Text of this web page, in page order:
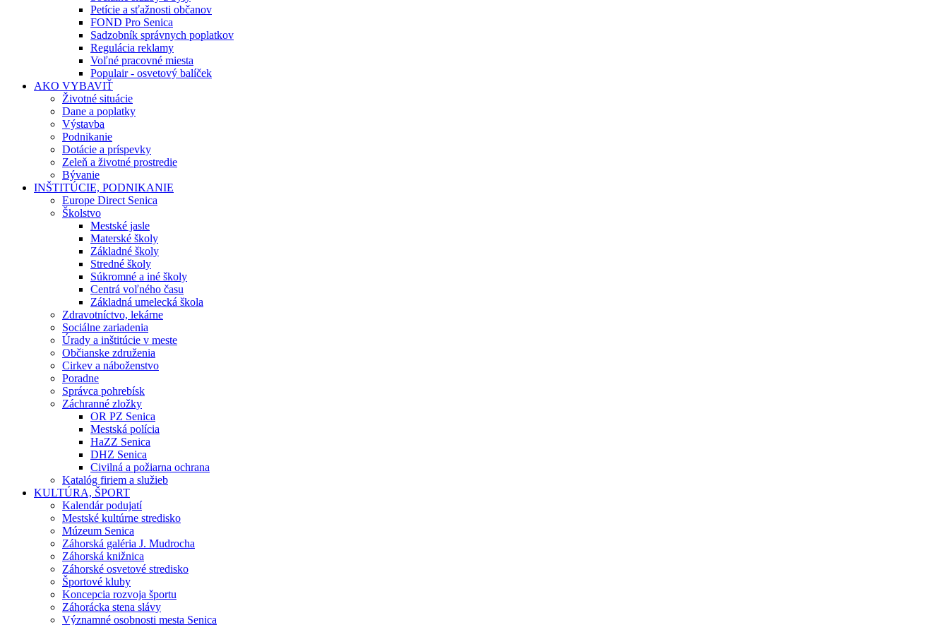
Petície a sťažnosti občanov
FOND Pro Senica
Sadzobník správnych poplatkov
Regulácia reklamy
Voľné pracovné miesta
Populair - osvetový balíček
AKO VYBAVIŤ
Životné situácie
Dane a poplatky
Výstavba
Podnikanie
Dotácie a príspevky
Zeleň a životné prostredie
Bývanie
INŠTITÚCIE, PODNIKANIE
Europe Direct Senica
Školstvo
Mestské jasle
Materské školy
Základné školy
Stredné školy
Súkromné a iné školy
Centrá voľného času
Základná umelecká škola
Zdravotníctvo, lekárne
Sociálne zariadenia
Úrady a inštitúcie v meste
Občianske združenia
Cirkev a náboženstvo
Poradne
Správca pohrebísk
Záchranné zložky
OR PZ Senica
Mestská polícia
HaZZ Senica
DHZ Senica
Civilná a požiarna ochrana
Katalóg firiem a služieb
KULTÚRA, ŠPORT
Kalendár podujatí
Mestské kultúrne stredisko
Múzeum Senica
Záhorská galéria J. Mudrocha
Záhorská knižnica
Záhorské osvetové stredisko
Športové kluby
Koncepcia rozvoja športu
Záhorácka stena slávy
Významné osobnosti mesta Senica